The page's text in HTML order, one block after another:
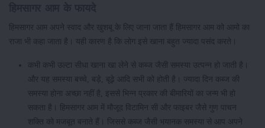
हिमसागर आम अपने स्वाद और खुशबू के लिए जाना जाता हैं हिमसागर आम को आमो का
राजा भी कहा जाता है। यही कारण है कि लोग इसे खाना बहुत ज्यादा पसंद करते।
कभी कभी उल्टा सीधा खाना खा लेने से कब्ज जैसी समस्या उत्पन्न हो जाती है।
और यह समस्या बच्चे, बड़े, बूढ़े आदि सभी को होती है। ज्यादा दिन कब्ज की
समस्या होना अच्छा नहीं है, इससे भिन्न प्रकार की बीमारियों का जन्म भी हो
सकता है। हिमसागर आम में मौजूद विटामिन सी और फाइबर जैसे गुण पाचन
शक्ति को मजबूत बनाते हैं। जिससे कब्ज जैसी भयानक समस्या से आप अपने